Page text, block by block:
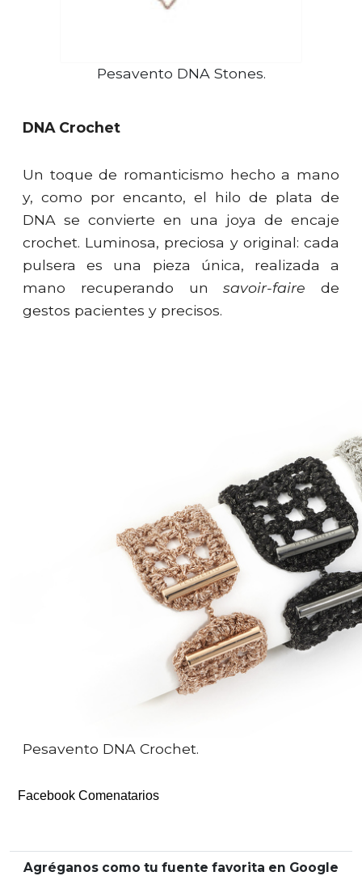
Pesavento DNA Stones.
DNA Crochet
Un toque de romanticismo hecho a mano
y, como por encanto, el hilo de plata de
DNA se convierte en una joya de encaje
crochet. Luminosa, preciosa y original: cada
pulsera es una pieza única, realizada a
mano recuperando unsavoir-faire de
gestos pacientes y precisos.
Pesavento DNA Crochet.
Facebook Comenatarios
Agréganos como tu fuente favorita en Google